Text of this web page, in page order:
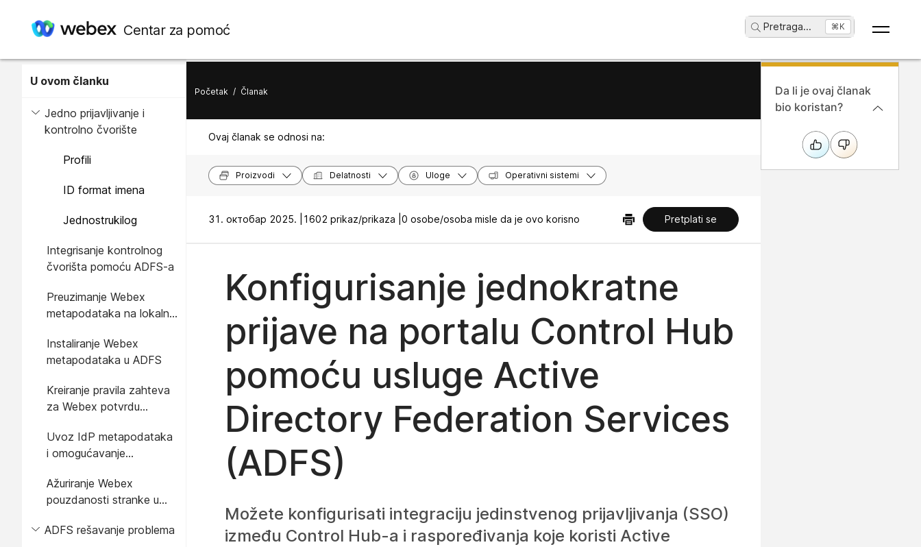
Centar za pomoć Pretraga... ⌘K
U ovom članku
Jedno prijavljivanje i
kontrolno čvorište
Profili
ID format imena
Jednostrukilog
Integrisanje kontrolnog
čvorišta pomoću ADFS-a
Preuzimanje Webex
metapodataka na lokalni
Instaliranje Webex
metapodataka u ADFS
Kreiranje pravila zahteva
za Webex potvrdu
Uvoz IdP metapodataka
i omogućavanje
nakon testa
Ažuriranje Webex
pouzdanosti stranke u
ADFS rešavanje problema
Početak / Članak
Ovaj članak se odnosi na:
Proizvodi Delatnosti Uloge Operativni sistemi
31. октобар 2025. | 1602 prikaz/prikaza | 0 osobe/osoba misle da je ovo korisno Pretplati se
Konfigurisanje jednokratne
prijave na portalu Control Hub
pomoću usluge Active
Directory Federation Services
(ADFS)
Možete konfigurisati integraciju jedinstvenog prijavljivanja (SSO)
između Control Hub-a i raspoređivanja koje koristi Active
Da li je ovaj članak
bio koristan?